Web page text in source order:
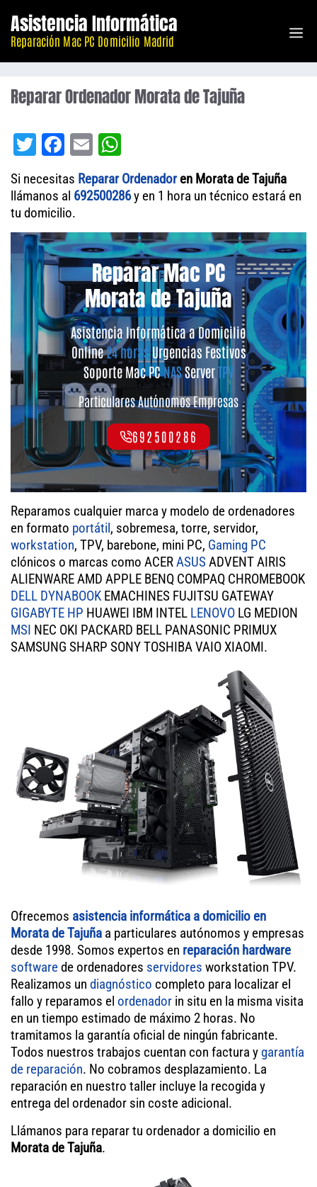
contenido
Asistencia Informática
Reparación Mac PC Domicilio Madrid
Reparar Ordenador Morata de Tajuña
T
tt
er
Fa
ce
bo
ok
E
ail
ha
ts
pp
Si necesitas Reparar Ordenadoren Morata de Tajuña
llámanos al 692500286y en 1 hora un técnico estará en
tu domicilio.
Reparar Mac PC
Morata de Tajuña
Asistencia Informática a Domicilio
Online24 horasUrgencias Festivos
Soporte Mac PCNASServerTPV
Particulares Autónomos Empresas
692500286
Reparamos cualquier marca y modelo de ordenadores
en formato portátil, sobremesa, torre, servidor,
workstation, TPV, barebone, mini PC, Gaming PC
clónicos o marcas como ACERASUS ADVENT AIRIS
ALIENWARE AMD APPLE BENQ COMPAQ CHROMEBOOK
DELL DYNABOOK EMACHINES FUJITSU GATEWAY
GIGABYTE HP HUAWEI IBM INTEL LENOVO LG MEDION
MSI NEC OKI PACKARD BELL PANASONIC PRIMUX
SAMSUNG SHARP SONY TOSHIBA VAIO XIAOMI.
Ofrecemos asistencia informática a domicilio en
Morata de Tajuña a particulares autónomos y empresas
desde 1998. Somos expertos en reparación hardware
softwarede ordenadores servidores workstation TPV.
Realizamos un diagnóstico completo para localizar el
fallo y reparamos el ordenador in situ en la misma visita
en un tiempo estimado de máximo 2 horas. No
tramitamos la garantía oficial de ningún fabricante.
Todos nuestros trabajos cuentan con factura y garantía
de reparación. No cobramos desplazamiento. La
reparación en nuestro taller incluye la recogida y
entrega del ordenador sin coste adicional.
Llámanos para reparar tu ordenador a domicilio en
Morata de Tajuña.